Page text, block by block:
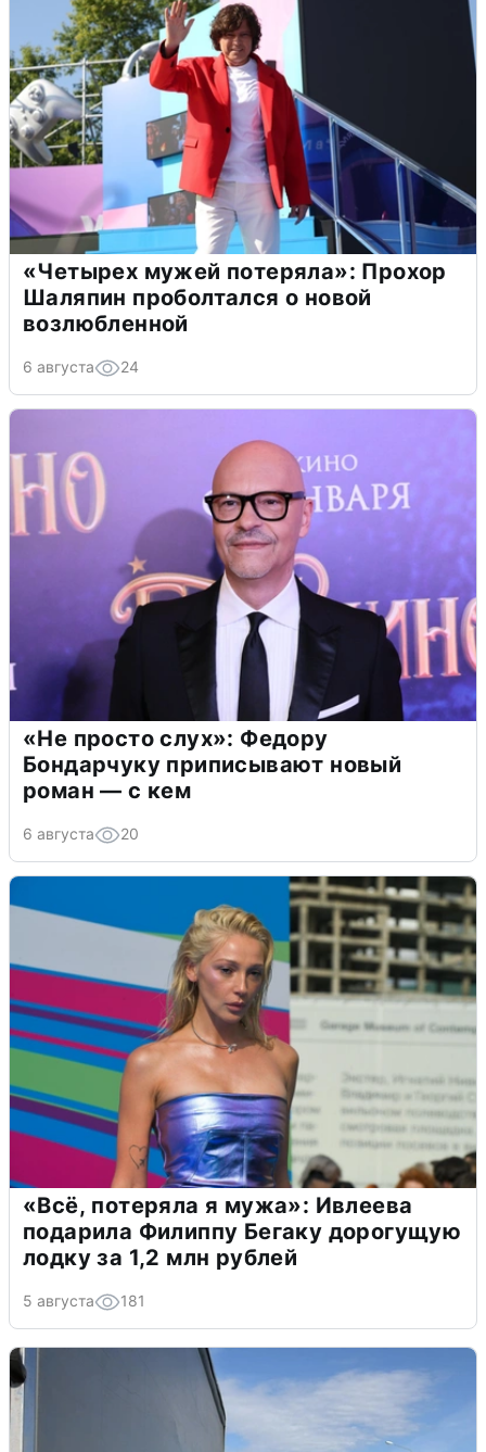
«Четырех мужей потеряла»: Прохор
Шаляпин проболтался о новой
возлюбленной
6 августа 24
«Не просто слух»: Федору
Бондарчуку приписывают новый
роман — с кем
6 августа 20
«Всё, потеряла я мужа»: Ивлеева
подарила Филиппу Бегаку дорогущую
лодку за 1,2 млн рублей
5 августа 181